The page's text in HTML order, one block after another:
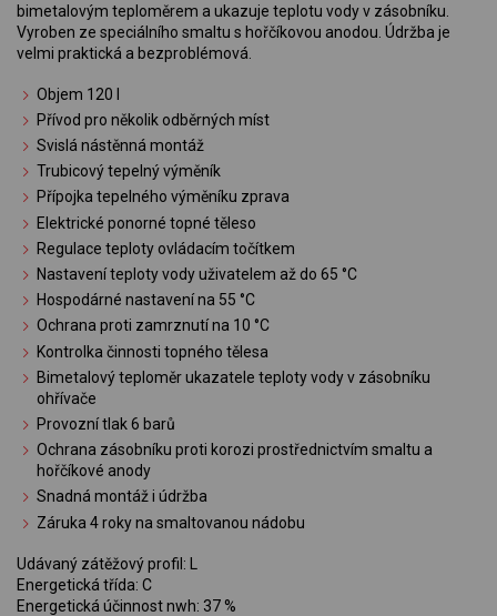
bimetalovým teploměrem a ukazuje teplotu vody v zásobníku.
Vyroben ze speciálního smaltu s hořčíkovou anodou. Údržba je
velmi praktická a bezproblémová.
Objem 120 l
Přívod pro několik odběrných míst
Svislá nástěnná montáž
Trubicový tepelný výměník
Přípojka tepelného výměníku zprava
Elektrické ponorné topné těleso
Regulace teploty ovládacím točítkem
Nastavení teploty vody uživatelem až do 65 °C
Hospodárné nastavení na 55 °C
Ochrana proti zamrznutí na 10 °C
Kontrolka činnosti topného tělesa
Bimetalový teploměr ukazatele teploty vody v zásobníku
ohřívače
Provozní tlak 6 barů
Ochrana zásobníku proti korozi prostřednictvím smaltu a
hořčíkové anody
Snadná montáž i údržba
Záruka 4 roky na smaltovanou nádobu
Udávaný zátěžový profil: L
Energetická třída: C
Energetická účinnost nwh: 37 %